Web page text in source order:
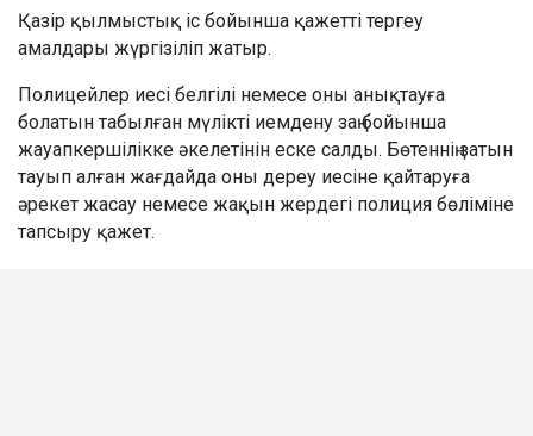
Қазір қылмыстық іс бойынша қажетті тергеу
амалдары жүргізіліп жатыр.
Полицейлер иесі белгілі немесе оны анықтауға
болатын табылған мүлікті иемдену заң бойынша
жауапкершілікке әкелетінін еске салды. Бөтеннің затын
тауып алған жағдайда оны дереу иесіне қайтаруға
әрекет жасау немесе жақын жердегі полиция бөліміне
тапсыру қажет.